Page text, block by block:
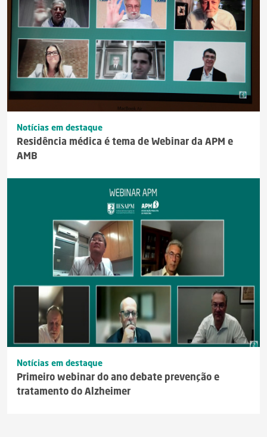
Notícias em destaque
Residência médica é tema de Webinar da APM e
AMB
Notícias em destaque
Primeiro webinar do ano debate prevenção e
tratamento do Alzheimer